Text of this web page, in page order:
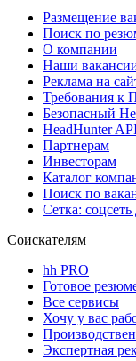
Размещение
Поиск по
О компании
Наши
Реклама на
Требования к
Безопасный
HeadHunter
Партнерам
Инвесторам
Каталог
Поиск по
Сетка:
Соискателям
hh PRO
Готовое
Все сервисы
Хочу у вас
Экспертная